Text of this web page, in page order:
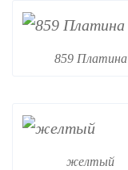
859 Платина
желтый